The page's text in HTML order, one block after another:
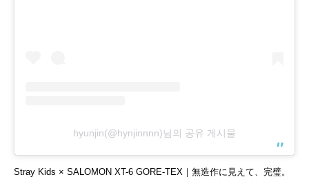
hyunjin(@hynjinnnn)님의 공유 게시물
Stray Kids × SALOMON XT-6 GORE-TEX｜無造作に見えて、完璧。